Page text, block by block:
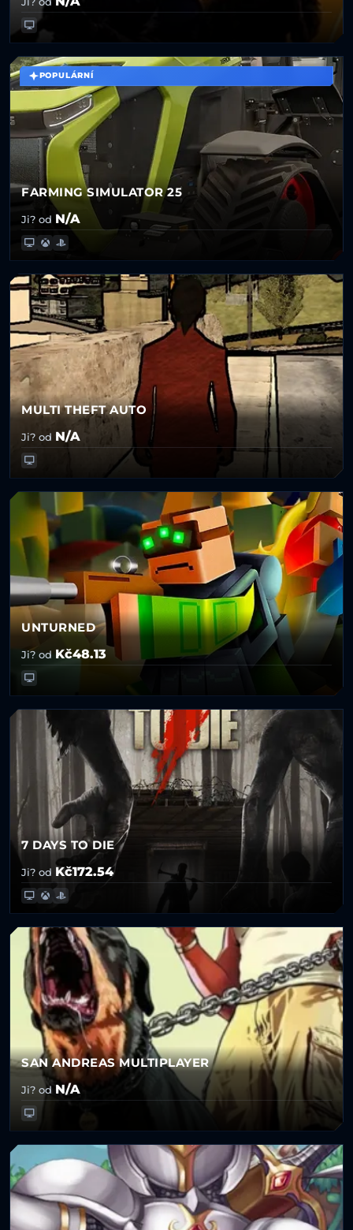
POPULÁRNÍ
FARMING SIMULATOR 25
Ji? od N/A
MULTI THEFT AUTO
Ji? od N/A
UNTURNED
Ji? od Kč48.13
7 DAYS TO DIE
Ji? od Kč172.54
SAN ANDREAS MULTIPLAYER
Ji? od N/A